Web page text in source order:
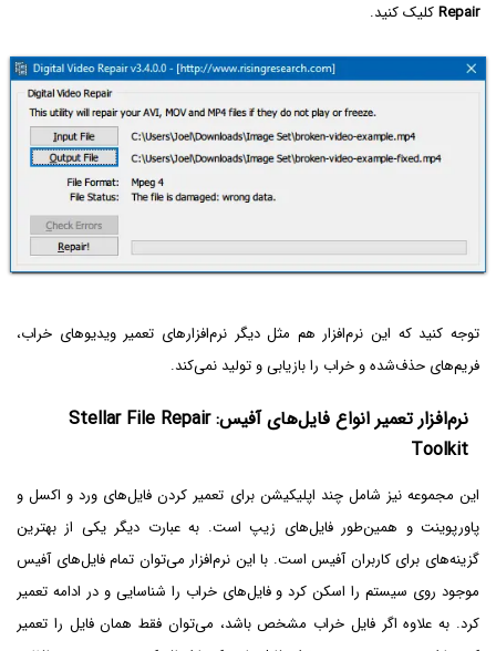
Repairکلیک کنید.
توجه کنید که این نرم‌افزار هم مثل دیگر نرم‌افزارهای تعمیر ویدیوهای خراب،
فریم‌های حذف‌شده و خراب را بازیابی و تولید نمی‌کند.
نرم‌افزار تعمیر انواع فایل‌های آفیس: Stellar File Repair
Toolkit
این مجموعه نیز شامل چند اپلیکیشن برای تعمیر کردن فایل‌های ورد و اکسل و
پاورپوینت و همین‌طور فایل‌های زیپ است. به عبارت دیگر یکی از بهترین
گزینه‌های برای کاربران آفیس است. با این نرم‌افزار می‌توان تمام فایل‌های آفیس
موجود روی سیستم را اسکن کرد و فایل‌های خراب را شناسایی و در ادامه تعمیر
کرد. به علاوه اگر فایل خراب مشخص باشد، می‌توان فقط همان فایل را تعمیر